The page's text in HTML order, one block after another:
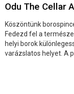
Odu The Cellar
Köszöntünk
Fedezd fel a
helyi borok
varázslatos helyet. A